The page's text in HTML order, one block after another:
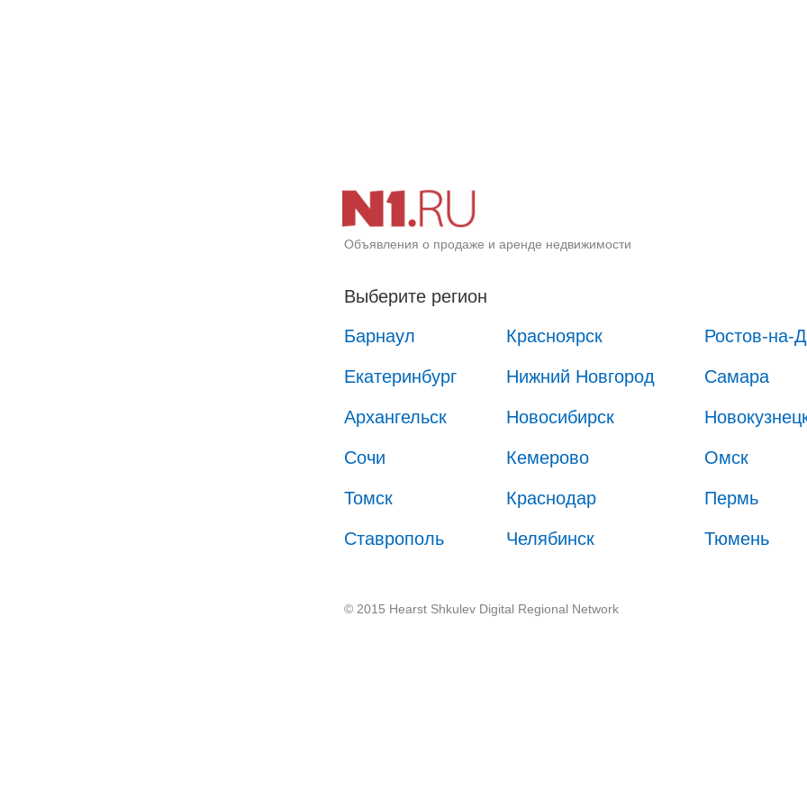
Объявления о продаже и аренде недвижимости
Выберите регион
Барнаул
Красноярск Ростов-на-
Екатеринбург Нижний Новгород Самара
Архангельск Новосибирск
Сочи Кемерово Омск
Томск Краснодар Пермь
Ставрополь Челябинск Тюмень
© 2015 Hearst Shkulev Digital Regional Network